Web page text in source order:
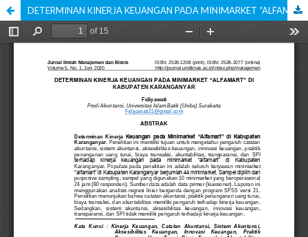
DETERMINAN KINERJA KEUANGAN PADA MINIMARKET “ALFAMART” DI KABUPATEN KARANGANYAR